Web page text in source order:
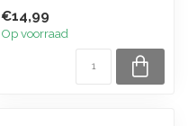
€14,99
Op voorraad